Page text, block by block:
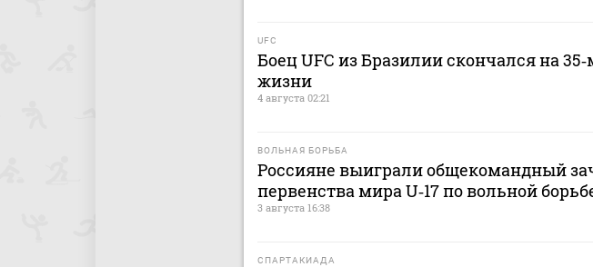
UFC
Боец UFC из Бразилии скончался на
жизни
4 августа 02:21
ВОЛЬНАЯ БОРЬБА
Россияне выиграли общекомандный
первенства мира U‑17 по вольной
3 августа 16:38
СПАРТАКИАДА